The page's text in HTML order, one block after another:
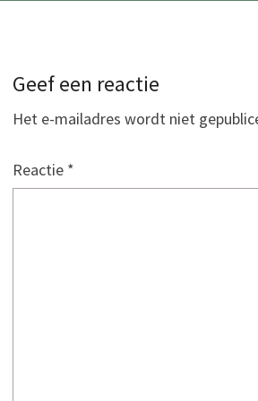
Geef een reactie
Het e-mailadres wordt niet
Reactie *